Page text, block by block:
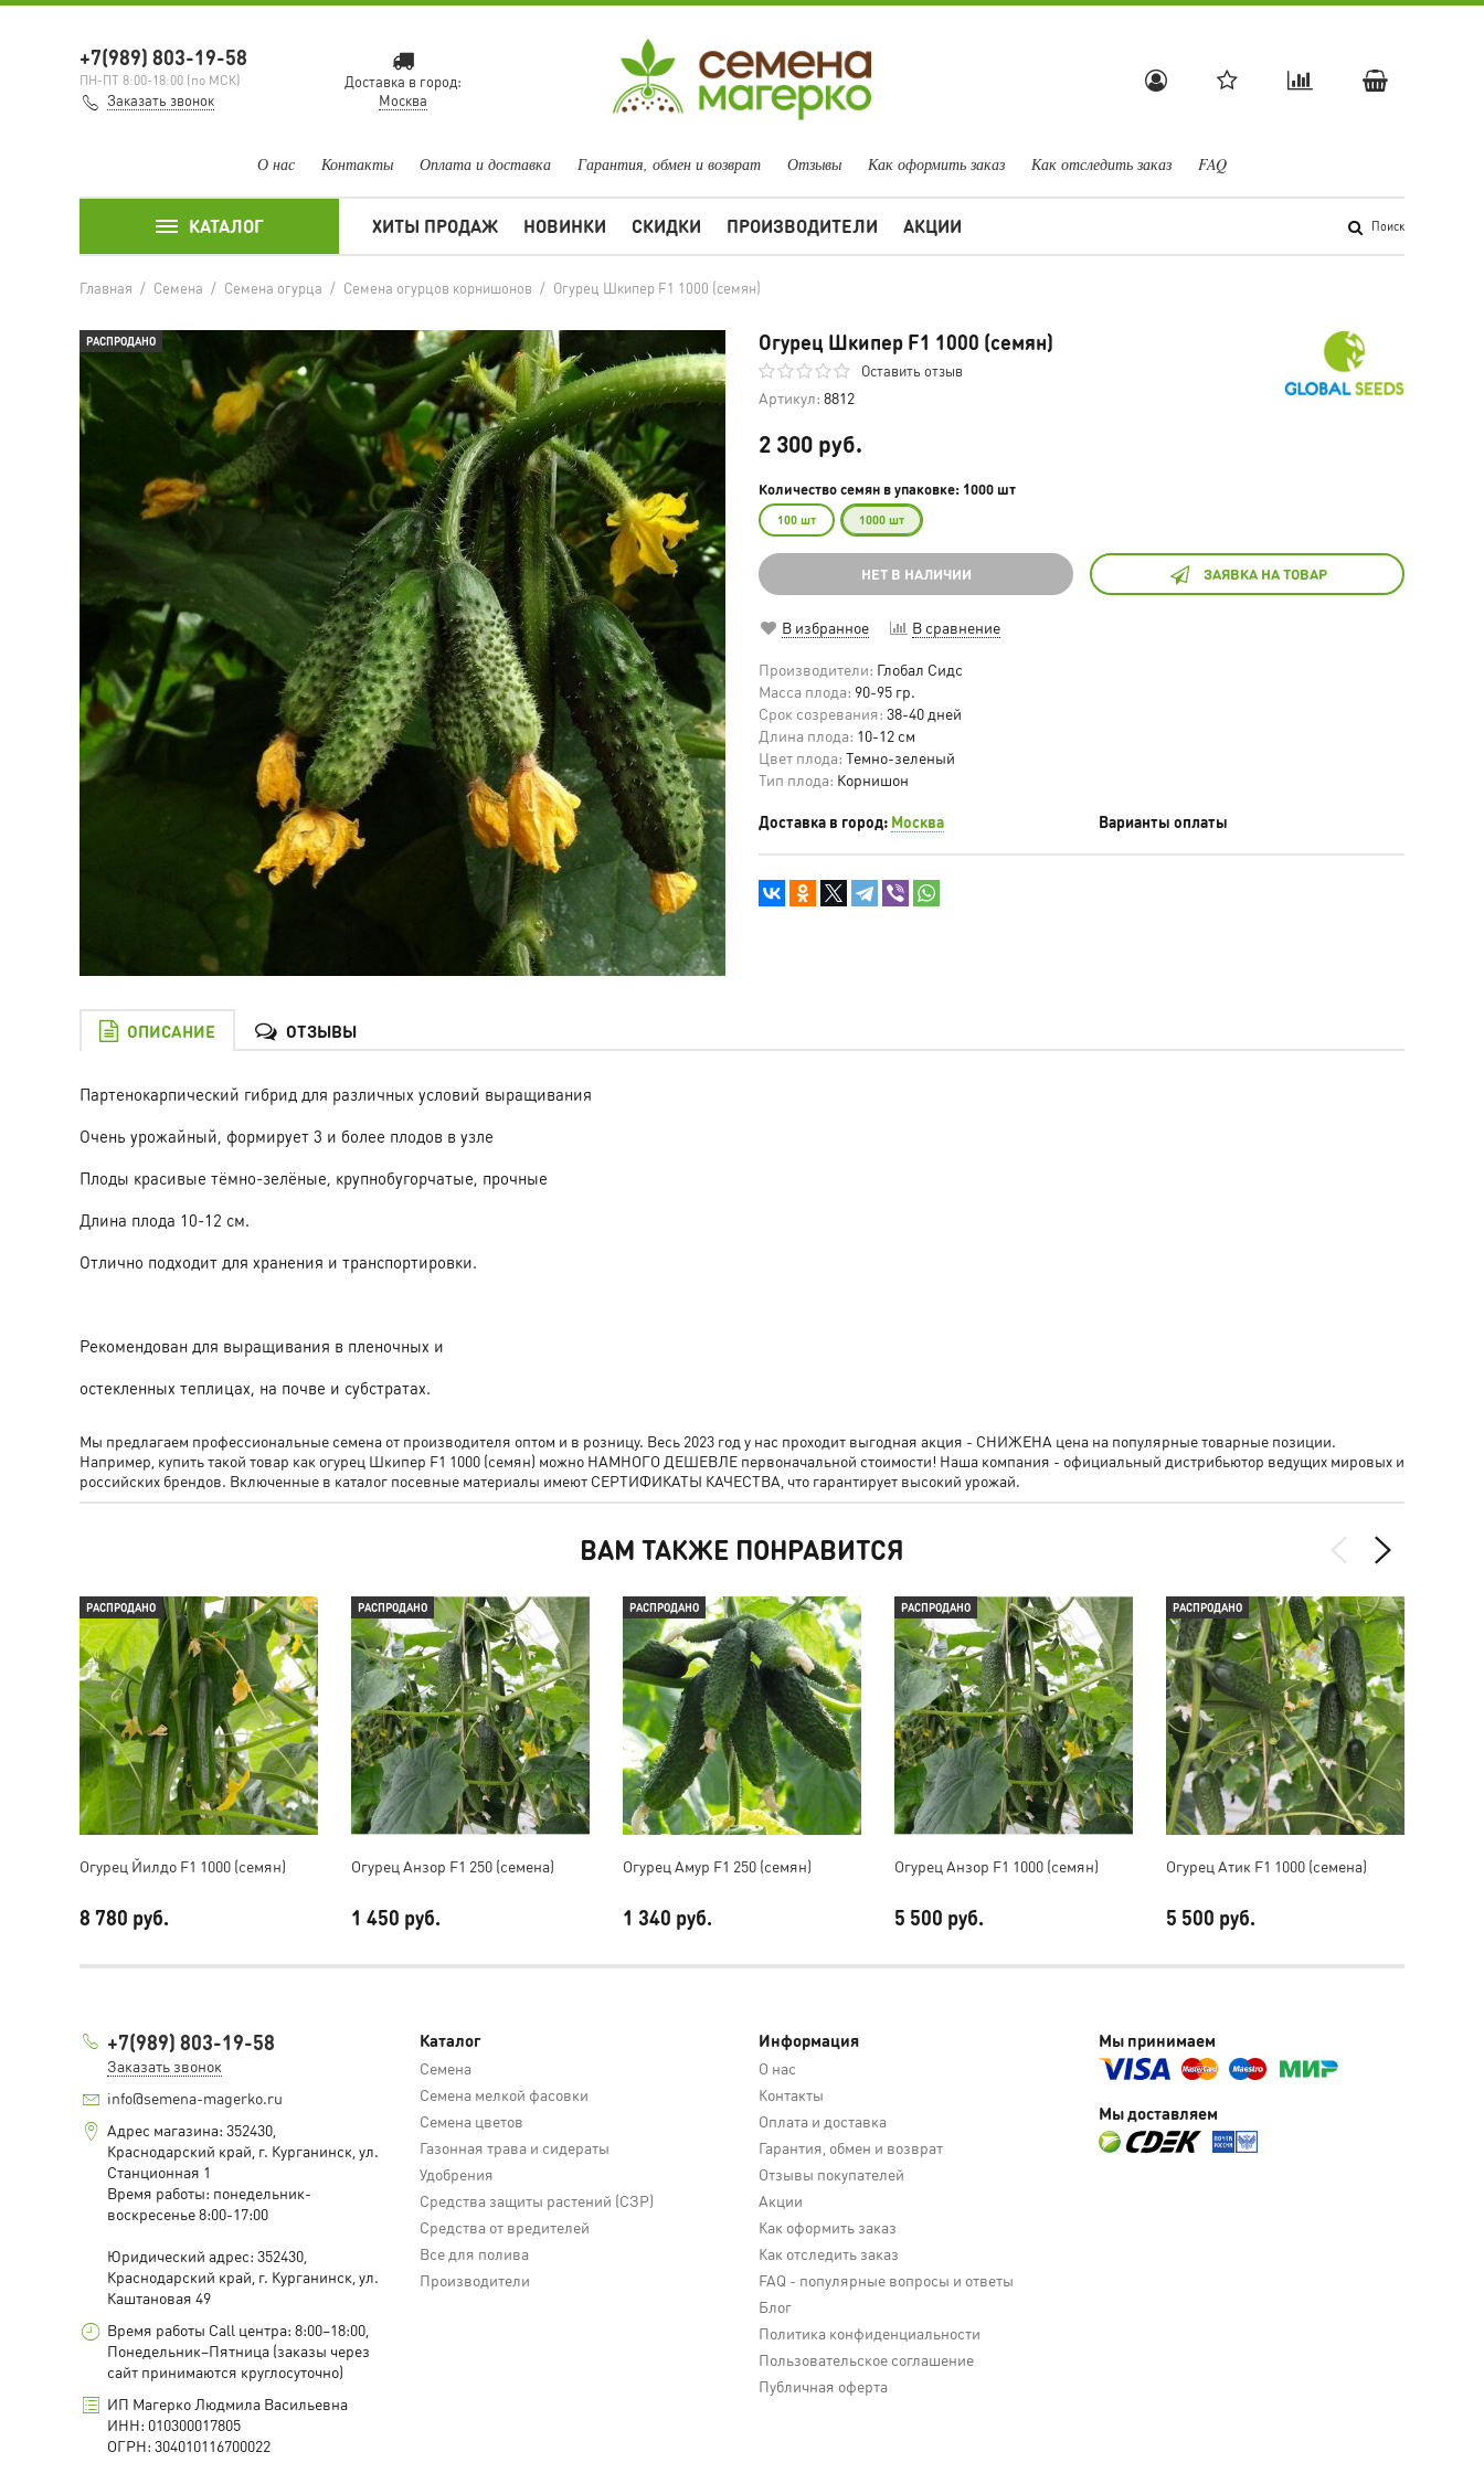
+7(989) 803-19-58
ПН-ПТ 8:00-18:00 (по МСК)
Заказать звонок
Доставка в город:
Москва
О нас Контакты Оплата и доставка Гарантия, обмен и возврат Отзывы Как оформить заказ Как отследить заказ FAQ
КАТАЛОГ ХИТЫ ПРОДАЖ НОВИНКИ СКИДКИ ПРОИЗВОДИТЕЛИ АКЦИИ Поиск
Главная / Семена / Семена огурца / Семена огурцов корнишонов / Огурец Шкипер F1 1000 (семян)
РАСПРОДАНО Огурец Шкипер F1 1000 (семян)
Оставить отзыв
Артикул: 8812
2 300 руб.
Количество семян в упаковке: 1000 шт
100 шт 1000 шт
НЕТ В НАЛИЧИИ ЗАЯВКА НА ТОВАР
В избранное В сравнение
Производители: Глобал Сидс
Масса плода: 90-95 гр.
Срок созревания: 38-40 дней
Длина плода: 10-12 см
Цвет плода: Темно-зеленый
Тип плода: Корнишон
Доставка в город: Москва Варианты оплаты
ОПИСАНИЕ ОТЗЫВЫ
Партенокарпический гибрид для различных условий выращивания
Очень урожайный, формирует 3 и более плодов в узле
Плоды красивые тёмно-зелёные, крупнобугорчатые, прочные
Длина плода 10-12 см.
Отлично подходит для хранения и транспортировки.
Рекомендован для выращивания в пленочных и
остекленных теплицах, на почве и субстратах.
Мы предлагаем профессиональные семена от производителя оптом и в розницу. Весь 2023 год у нас проходит выгодная акция - СНИЖЕНА цена на популярные товарные позиции.
Например, купить такой товар как огурец Шкипер F1 1000 (семян) можно НАМНОГО ДЕШЕВЛЕ первоначальной стоимости! Наша компания - официальный дистрибьютор ведущих мировых и
российских брендов. Включенные в каталог посевные материалы имеют СЕРТИФИКАТЫ КАЧЕСТВА, что гарантирует высокий урожай.
ВАМ ТАКЖЕ ПОНРАВИТСЯ
РАСПРОДАНО
Огурец Йилдо F1 1000 (семян)
8 780 руб.
РАСПРОДАНО
Огурец Анзор F1 250 (семена)
1 450 руб.
РАСПРОДАНО
Огурец Амур F1 250 (семян)
1 340 руб.
РАСПРОДАНО
Огурец Анзор F1 1000 (семян)
5 500 руб.
РАСПРОДАНО
Огурец Атик F1 1000 (семена)
5 500 руб.
Каталог
Семена
Семена мелкой фасовки
Семена цветов
Газонная трава и сидераты
Удобрения
Средства защиты растений (СЗР)
Средства от вредителей
Все для полива
Производители
Информация
О нас
Контакты
Оплата и доставка
Гарантия, обмен и возврат
Отзывы покупателей
Акции
Как оформить заказ
Как отследить заказ
FAQ - популярные вопросы и ответы
Блог
Политика конфиденциальности
Пользовательское соглашение
Публичная оферта
Мы принимаем
Мы доставляем
+7(989) 803-19-58
Заказать звонок
info@semena-magerko.ru
Адрес магазина: 352430,
Краснодарский край, г. Курганинск, ул.
Станционная 1
Время работы: понедельник-
воскресенье 8:00-17:00
Юридический адрес: 352430,
Краснодарский край, г. Курганинск, ул.
Каштановая 49
Время работы Call центра: 8:00–18:00,
Понедельник–Пятница (заказы через
сайт принимаются круглосуточно)
ИП Магерко Людмила Васильевна
ИНН: 010300017805
ОГРН: 304010116700022